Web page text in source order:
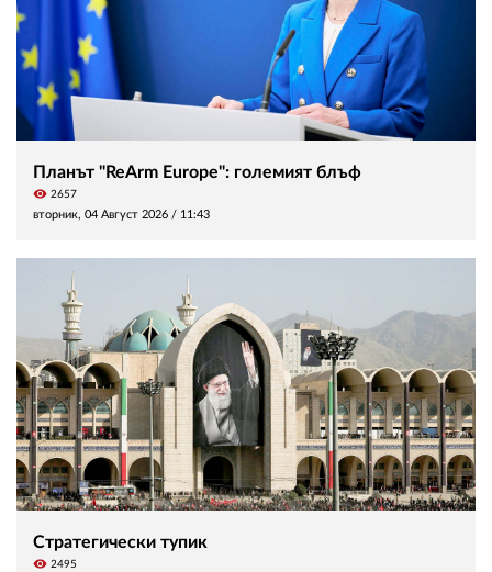
Планът "ReArm Europe": големият блъф
visibility 2657
вторник, 04 Август 2026 / 11:43
Стратегически тупик
visibility 2495